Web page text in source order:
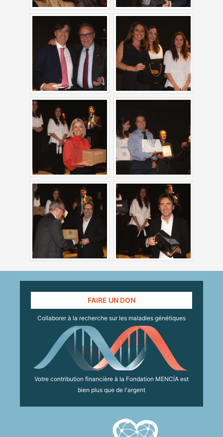
FAIRE UN DON
Collaborer à la recherche sur les maladies génétiques
Votre contribution financière à la Fondation MENCÍA est
bien plus que de l'argent